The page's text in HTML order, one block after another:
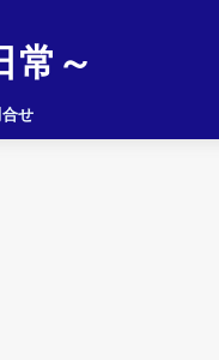
常～
せ